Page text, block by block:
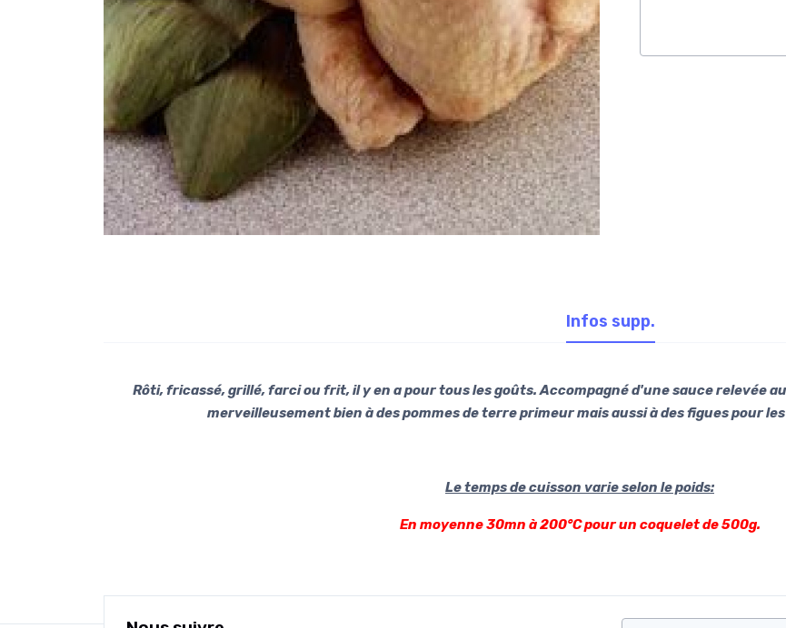
Infos supp.
Rôti, fricassé, grillé, farci ou frit, il y en a pour tous les goûts. Accompagné d'une sauce relevée
merveilleusement bien à des pommes de terre primeur mais aussi à des figues pour
Le temps de cuisson varie selon le poids:
En moyenne 30mn à 200°C pour un coquelet de 500g.